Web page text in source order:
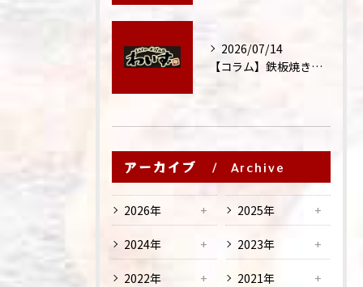
2026/07/14
【コラム】鉄板焼きが"コミュニケーション飯"と呼ばれる理由
アーカイブ Archive
2026年 2025年
2024年 2023年
2022年 2021年